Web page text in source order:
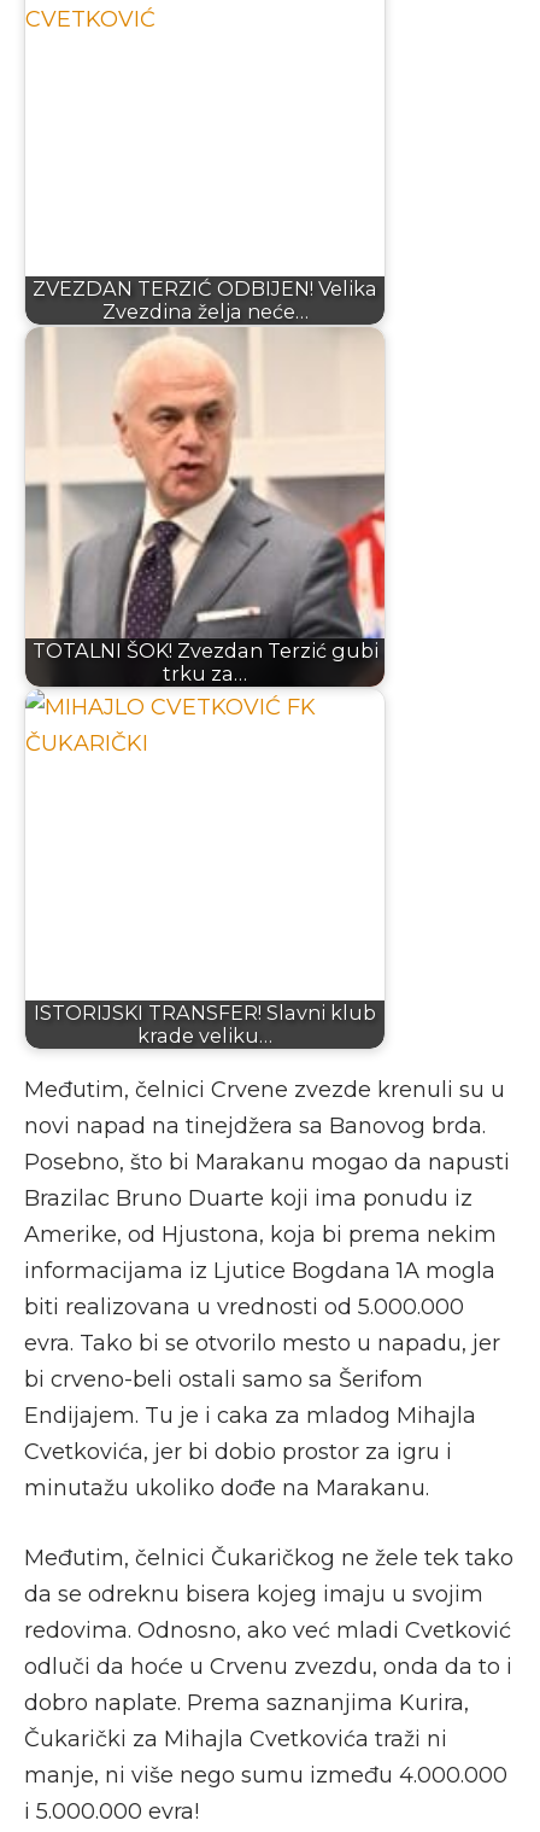
ZVEZDAN TERZIĆ ODBIJEN! Velika
Zvezdina želja neće…
TOTALNI ŠOK! Zvezdan Terzić gubi
trku za…
ISTORIJSKI TRANSFER! Slavni klub
krade veliku…
Međutim, čelnici Crvene zvezde krenuli su u
novi napad na tinejdžera sa Banovog brda.
Posebno, što bi Marakanu mogao da napusti
Brazilac Bruno Duarte koji ima ponudu iz
Amerike, od Hjustona, koja bi prema nekim
informacijama iz Ljutice Bogdana 1A mogla
biti realizovana u vrednosti od 5.000.000
evra. Tako bi se otvorilo mesto u napadu, jer
bi crveno-beli ostali samo sa Šerifom
Endijajem. Tu je i caka za mladog Mihajla
Cvetkovića, jer bi dobio prostor za igru i
minutažu ukoliko dođe na Marakanu.
Međutim, čelnici Čukaričkog ne žele tek tako
da se odreknu bisera kojeg imaju u svojim
redovima. Odnosno, ako već mladi Cvetković
odluči da hoće u Crvenu zvezdu, onda da to i
dobro naplate. Prema saznanjima Kurira,
Čukarički za Mihajla Cvetkovića traži ni
manje, ni više nego sumu između 4.000.000
i 5.000.000 evra!